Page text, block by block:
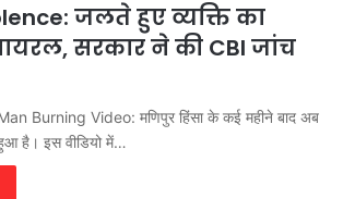
जलते हुए व्यक्ति का
सरकार ने की CBI जांच
Burning Video: मणिपुर हिंसा के कई महीने बाद अब
है। इस वीडियो में…